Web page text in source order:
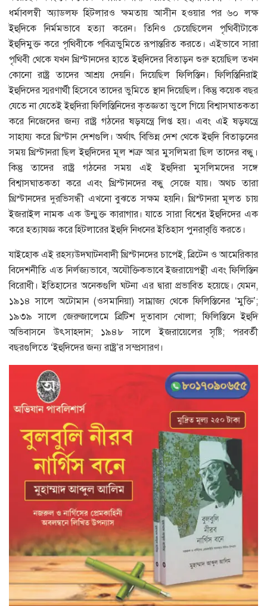
ধর্মাবলম্বী অ্যাডলফ হিটলারও ক্ষমতায় আসীন হওয়ার পর ৬০ লক্ষ
ইহুদিকে নির্মমভাবে হত্যা করেন। তিনিও চেয়েছিলেন পৃথিবীটাকে
ইহুদিমুক্ত করে পৃথিবীকে পবিত্রভুমিতে রূপান্তরিত করতে। এইভাবে সারা
পৃথিবী থেকে যখন খ্রিস্টানদের হাতে ইহুদিদের বিতাড়ন শুরু হয়েছিল তখন
কোনো রাষ্ট্র তাদের আশ্রয় দেয়নি। দিয়েছিল ফিলিস্তিন। ফিলিস্তিনিরাই
ইহুদিদের স্মরণার্থী হিসেবে তাদের ভুমিতে স্থান দিয়েছিল। কিন্তু কয়েক বছর
যেতে না যেতেই ইহুদিরা ফিলিস্তিনিদের কৃতজ্ঞতা ভুলে গিয়ে বিশ্বাসঘাতকতা
করে নিজেদের জন্য রাষ্ট্র গঠনের ষড়যন্ত্রে লিপ্ত হয়। এবং এই ষড়যন্ত্রে
সাহায্য করে খ্রিস্টান দেশগুলি। অর্থাৎ বিভিন্ন দেশ থেকে ইহুদি বিতাড়নের
সময় খ্রিস্টানরা ছিল ইহুদিদের মূল শত্রু আর মুসলিমরা ছিল তাদের বন্ধু।
কিন্তু তাদের রাষ্ট্র গঠনের সময় এই ইহুদিরা মুসলিমদের সঙ্গে
বিশ্বাসঘাতকতা করে এবং খ্রিস্টানদের বন্ধু সেজে যায়। অথচ তারা
খ্রিস্টানদের দুরভিসন্ধী এখনো বুঝতে সক্ষম হয়নি। খ্রিস্টানরা মূলত চায়
ইজরাইল নামক এক উন্মুক্ত কারাগার। যাতে সারা বিশ্বের ইহুদিদের এক
করে হত্যাযজ্ঞ করে হিটলারের ইহুদি নিধনের ইতিহাস পুনরাবৃত্তি করতে।
যাইহোক এই রহস্যউদঘাটনবাদী খ্রিস্টানদের চাপেই, ব্রিটেন ও আমেরিকার
বিদেশনীতি এত নির্লজ্যভাবে, অযৌক্তিকভাবে ইজরায়েপন্থী এবং ফিলিস্তিন
বিরোধী। ইতিহাসের অনেকগুলি ঘটনা এর দ্বারা প্রভাবিত হয়েছে। যেমন,
১৯১৪ সালে অটোমান (ওসমানিয়া) সাম্রাজ্য থেকে ফিলিস্তিনের ‘মুক্তি’;
১৯৩৯ সালে জেরুজালেমে ব্রিটিশ দুতাবাস খোলা; ফিলিস্তিনে ইহুদি
অভিবাসনে উৎসাহদান; ১৯৪৮ সালে ইজরায়েলের সৃষ্টি; পরবর্তী
বছরগুলিতে ‘ইহুদিদের জন্য রাষ্ট্র’র সম্প্রসারণ।